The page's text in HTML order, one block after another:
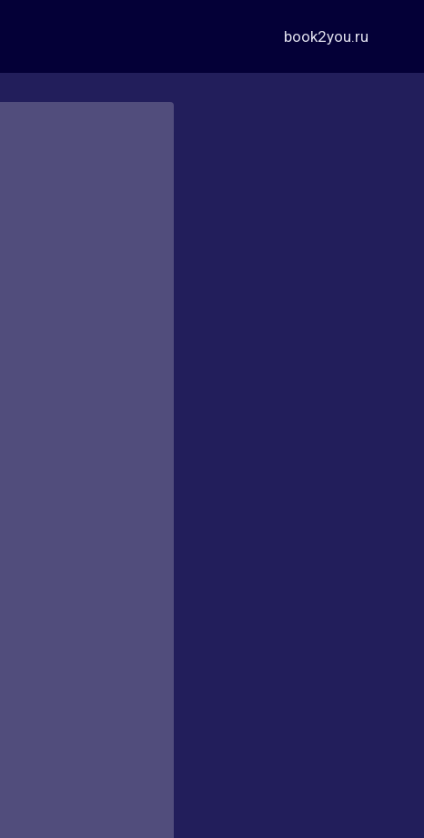
book2you.ru